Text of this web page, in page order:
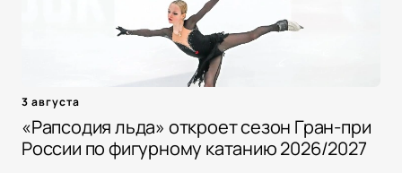
3 августа
«Рапсодия льда» откроет сезон Гран-при
России по фигурному катанию 2026/2027